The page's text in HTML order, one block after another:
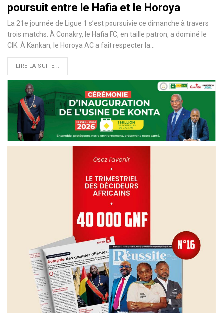
poursuit entre le Hafia et le Horoya
La 21e journée de Ligue 1 s’est poursuivie ce dimanche à travers
trois matchs. À Conakry, le Hafia FC, en taille patron, a dominé le
CIK. À Kankan, le Horoya AC a fait respecter la…
LIRE LA SUITE...